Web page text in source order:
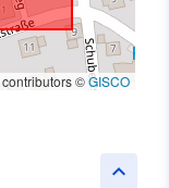
contributors ©GISCO
keyboard_arrow_up